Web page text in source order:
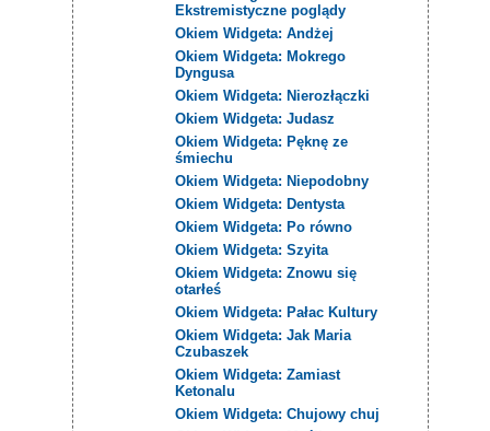
Ekstremistyczne poglądy
Okiem Widgeta: Andżej
Okiem Widgeta: Mokrego
Dyngusa
Okiem Widgeta: Nierozłączki
Okiem Widgeta: Judasz
Okiem Widgeta: Pęknę ze
śmiechu
Okiem Widgeta: Niepodobny
Okiem Widgeta: Dentysta
Okiem Widgeta: Po równo
Okiem Widgeta: Szyita
Okiem Widgeta: Znowu się
otarłeś
Okiem Widgeta: Pałac Kultury
Okiem Widgeta: Jak Maria
Czubaszek
Okiem Widgeta: Zamiast
Ketonalu
Okiem Widgeta: Chujowy chuj